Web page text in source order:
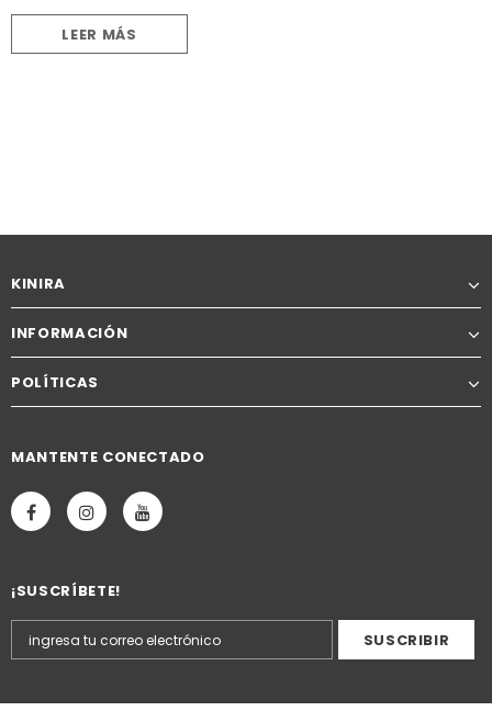
LEER MÁS
KINIRA
INFORMACIÓN
POLÍTICAS
MANTENTE CONECTADO
¡SUSCRÍBETE!